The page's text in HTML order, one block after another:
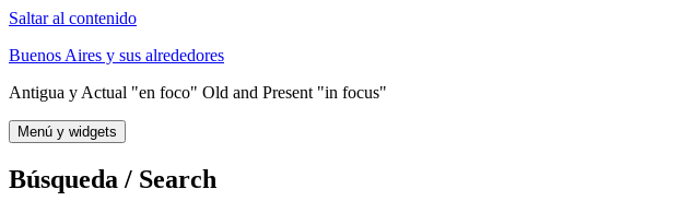
Saltar al contenido
Buenos Aires y sus alrededores
Antigua y Actual "en foco" Old and Present "in focus"
Menú y widgets
Búsqueda / Search